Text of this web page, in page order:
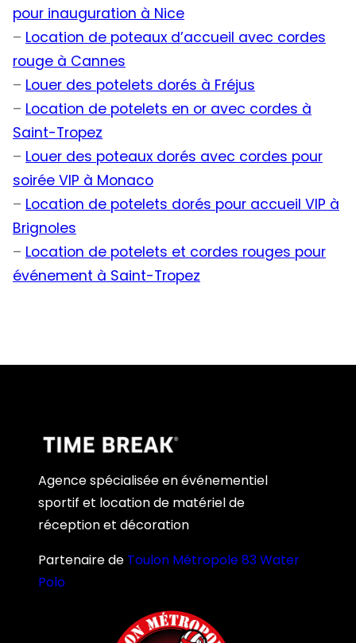
pour inauguration à Nice
– Location de poteaux d’accueil avec cordes
rouge à Cannes
– Louer des potelets dorés à Fréjus
– Location de potelets en or avec cordes à
Saint-Tropez
– Louer des poteaux dorés avec cordes pour
soirée VIP à Monaco
– Location de potelets dorés pour accueil VIP à
Brignoles
– Location de potelets et cordes rouges pour
événement à Saint-Tropez
Agence spécialisée en événementiel
sportif et location de matériel de
réception et décoration
Partenaire de Toulon Métropole 83 Water
Polo